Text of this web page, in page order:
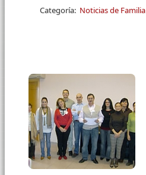
Categoría: Noticias de Familia